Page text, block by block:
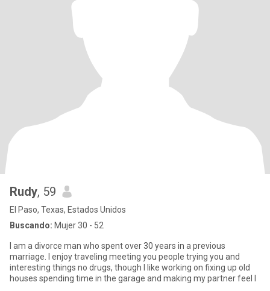
Rudy, 59
El Paso, Texas, Estados Unidos
Buscando: Mujer 30 - 52
I am a divorce man who spent over 30 years in a previous
marriage. I enjoy traveling meeting you people trying you and
interesting things no drugs, though I like working on fixing up old
houses spending time in the garage and making my partner feel l